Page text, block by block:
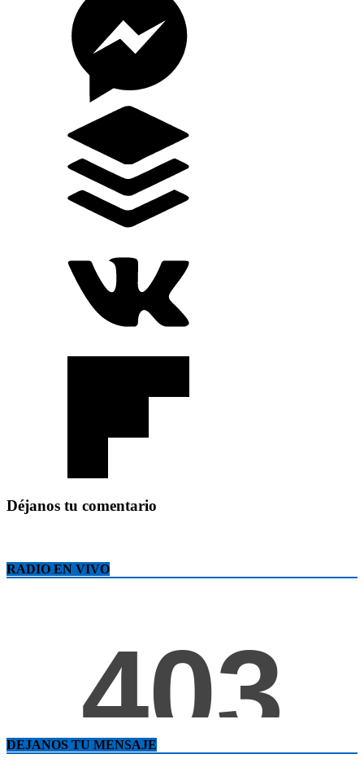
Déjanos tu comentario
RADIO EN VIVO
DEJANOS TU MENSAJE